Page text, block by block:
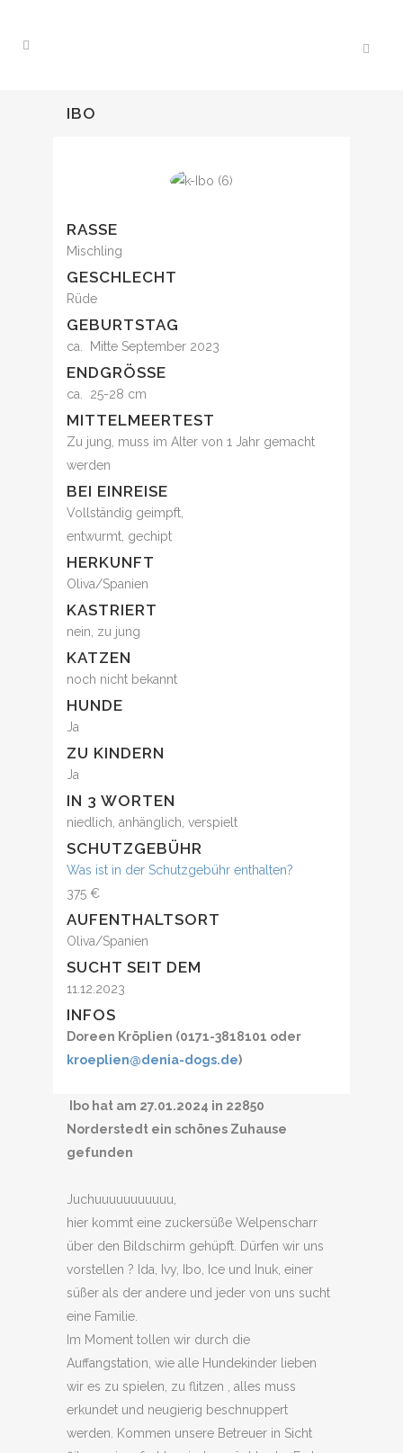
IBO
RASSE
Mischling
GESCHLECHT
Rüde
GEBURTSTAG
ca. Mitte September 2023
ENDGRÖSSE
ca. 25-28 cm
MITTELMEERTEST
Zu jung, muss im Alter von 1 Jahr gemacht
werden
BEI EINREISE
Vollständig geimpft,
entwurmt, gechipt
HERKUNFT
Oliva/Spanien
KASTRIERT
nein, zu jung
KATZEN
noch nicht bekannt
HUNDE
Ja
ZU KINDERN
Ja
IN 3 WORTEN
niedlich, anhänglich, verspielt
SCHUTZGEBÜHR
Was ist in der Schutzgebühr enthalten?
375 €
AUFENTHALTSORT
Oliva/Spanien
SUCHT SEIT DEM
11.12.2023
INFOS
Doreen Kröplien (0171-3818101 oder
kroeplien@denia-dogs.de)
Ibo hat am 27.01.2024 in 22850
Norderstedt ein schönes Zuhause
gefunden
Juchuuuuuuuuuuu,
hier kommt eine zuckersüße Welpenscharr
über den Bildschirm gehüpft. Dürfen wir uns
vorstellen ? Ida, Ivy, Ibo, Ice und Inuk, einer
süßer als der andere und jeder von uns sucht
eine Familie.
Im Moment tollen wir durch die
Auffangstation, wie alle Hundekinder lieben
wir es zu spielen, zu flitzen , alles muss
erkundet und neugierig beschnuppert
werden. Kommen unsere Betreuer in Sicht